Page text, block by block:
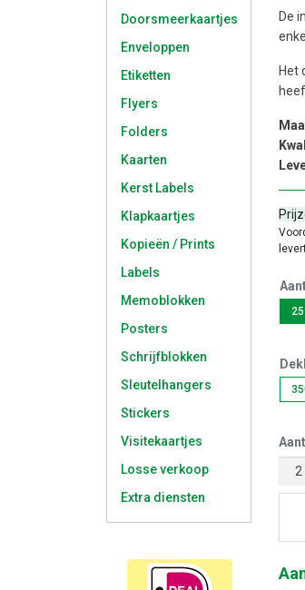
Doorsmeerkaartjes
Enveloppen
Etiketten
Flyers
Folders
Kaarten
Kerst Labels
Klapkaartjes
Kopieën / Prints
Labels
Memoblokken
Posters
Schrijfblokken
Sleutelhangers
Stickers
Visitekaartjes
Losse verkoop
Extra diensten
De
Het